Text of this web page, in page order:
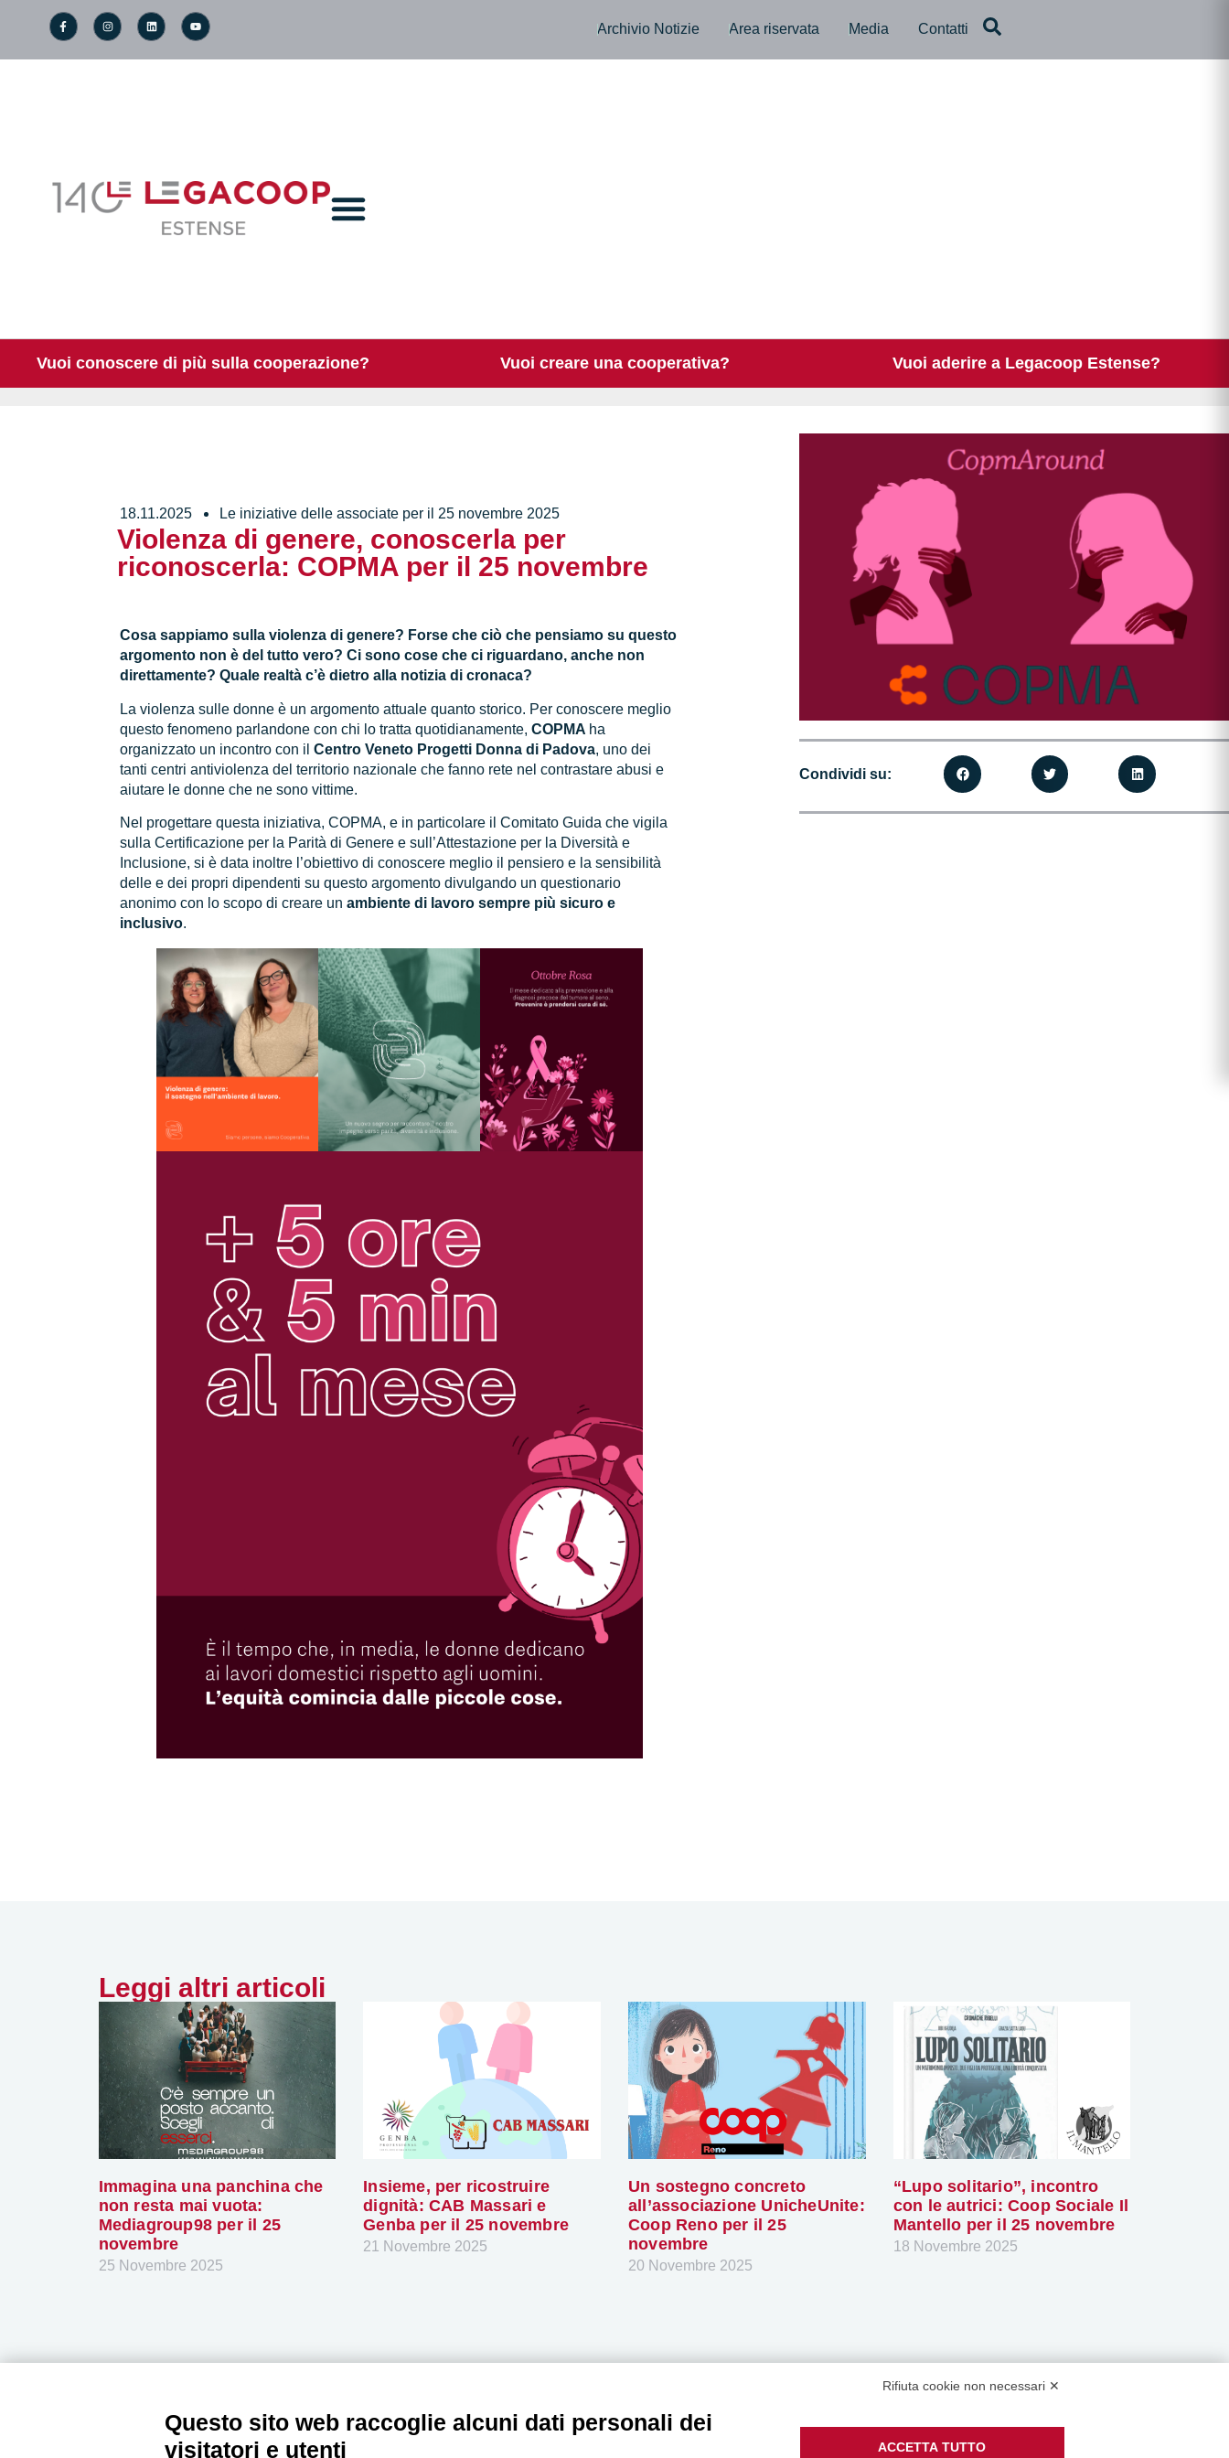
Archivio Notizie Area riservata Media Contatti
Vuoi conoscere di più sulla cooperazione? Vuoi creare una cooperativa? Vuoi aderire a Legacoop Estense?
18.11.2025 Le iniziative delle associate per il 25 novembre 2025
Violenza di genere, conoscerla per
riconoscerla: COPMA per il 25 novembre
Cosa sappiamo sulla violenza di genere? Forse che ciò che pensiamo su questo
argomento non è del tutto vero? Ci sono cose che ci riguardano, anche non
direttamente? Quale realtà c’è dietro alla notizia di cronaca?
La violenza sulle donne è un argomento attuale quanto storico. Per conoscere meglio
questo fenomeno parlandone con chi lo tratta quotidianamente,COPMA ha
organizzato un incontro con ilCentro Veneto Progetti Donna di Padova, uno dei
tanti centri antiviolenza del territorio nazionale che fanno rete nel contrastare abusi e
aiutare le donne che ne sono vittime.
Nel progettare questa iniziativa, COPMA, e in particolare il Comitato Guida che vigila
sulla Certificazione per la Parità di Genere e sull’Attestazione per la Diversità e
Inclusione, si è data inoltre l’obiettivo di conoscere meglio il pensiero e la sensibilità
delle e dei propri dipendenti su questo argomento divulgando un questionario
anonimo con lo scopo di creare unambiente di lavoro sempre più sicuro e
inclusivo.
Condividi su:
Leggi altri articoli
Immagina una panchina che
non resta mai vuota:
Mediagroup98 per il 25
novembre
25 Novembre 2025
Insieme, per ricostruire
dignità: CAB Massari e
Genba per il 25 novembre
21 Novembre 2025
Un sostegno concreto
all’associazione UnicheUnite:
Coop Reno per il 25
novembre
20 Novembre 2025
“Lupo solitario”, incontro
con le autrici: Coop Sociale Il
Mantello per il 25 novembre
18 Novembre 2025
Rifiuta cookie non necessari ✕
Questo sito web raccoglie alcuni dati personali dei
visitatori e utenti
ACCETTA TUTTO